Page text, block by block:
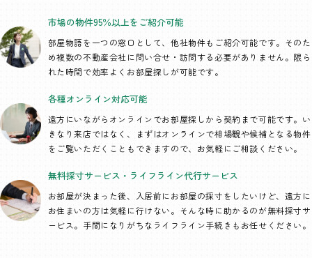
市場の物件95％以上を ご紹介可能
部屋物語を一つの窓口として、他社物件もご紹介可能です。そのた
め複数の不動産会社に問い合せ・訪問する必要がありません。限ら
れた時間で効率よくお部屋探しが可能です。
各種オンライン対応可能
遠方にいながらオンラインでお部屋探しから契約まで可能です。い
きなり来店ではなく、まずはオンラインで相場観や候補となる物件
をご覧いただくこともできますので、お気軽にご相談ください。
無料採寸サービス・ ライフライン代行サービス
お部屋が決まった後、入居前にお部屋の採寸をしたいけど、遠方に
お住まいの方は気軽に行けない。そんな時に助かるのが無料採寸サ
ービス。手間になりがちなライフライン手続きもお任せください。